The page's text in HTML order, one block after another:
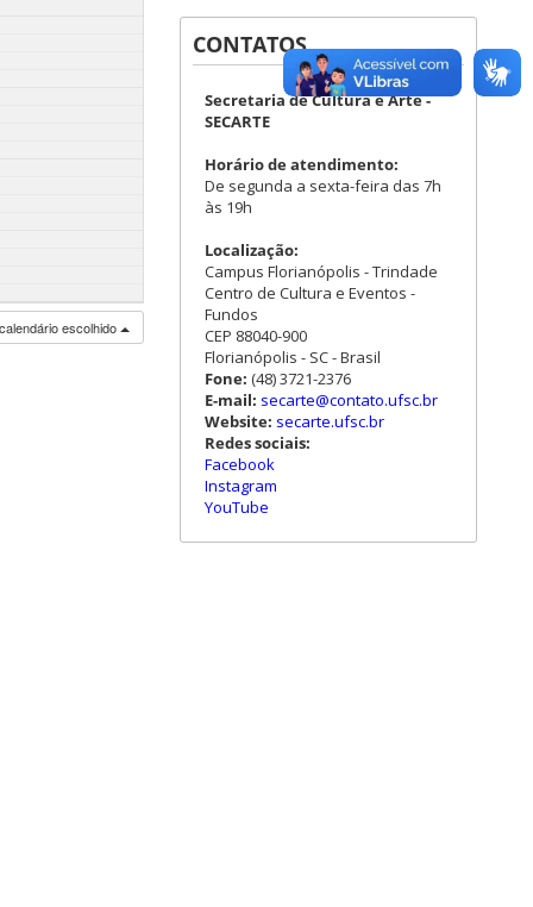
escolhido
CONTATOS
Secretaria de Cultura e Arte -
SECARTE
Horário de atendimento:
De segunda a sexta-feira das 7h
às 19h
Localização:
Campus Florianópolis - Trindade
Centro de Cultura e Eventos -
Fundos
CEP 88040-900
Florianópolis - SC - Brasil
Fone: (48) 3721-2376
E-mail: secarte@contato.ufsc.br
Website: secarte.ufsc.br
Redes sociais:
Facebook
Instagram
YouTube